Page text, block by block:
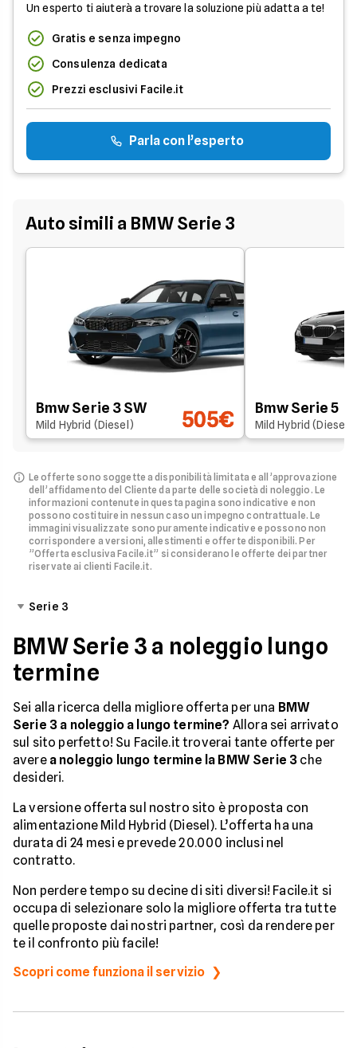
Un esperto ti aiuterà a trovare la soluzione più adatta a te!
Gratis e senza impegno
Consulenza dedicata
Prezzi esclusivi Facile.it
Parla con l’esperto
Auto simili a BMW Serie 3
Bmw Serie 3 SW
Mild Hybrid (Diesel) 505€ Bmw Serie 5
Mild Hybrid (Diesel)
Le offerte sono soggette a disponibilità limitata e all’approvazione
dell’affidamento del Cliente da parte delle società di noleggio. Le
informazioni contenute in questa pagina sono indicative e non
possono costituire in nessun caso un impegno contrattuale. Le
immagini visualizzate sono puramente indicative e possono non
corrispondere a versioni, allestimenti e offerte disponibili. Per
”Offerta esclusiva Facile.it” si considerano le offerte dei partner
riservate ai clienti Facile.it.
Serie 3
BMW Serie 3 a noleggio lungo
termine
Sei alla ricerca della migliore offerta per una BMW
Serie 3 a noleggio a lungo termine? Allora sei arrivato
sul sito perfetto! Su Facile.it troverai tante offerte per
avere a noleggio lungo termine la BMW Serie 3 che
desideri.
La versione offerta sul nostro sito è proposta con
alimentazione Mild Hybrid (Diesel). L’offerta ha una
durata di 24 mesi e prevede 20.000 inclusi nel
contratto.
Non perdere tempo su decine di siti diversi! Facile.it si
occupa di selezionare solo la migliore offerta tra tutte
quelle proposte dai nostri partner, così da rendere per
te il confronto più facile!
Scopri come funziona il servizio